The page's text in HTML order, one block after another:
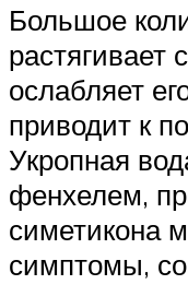
Большое
растягивает
ослабляет
приводит к
Укропная
фенхелем,
симетикона
симптомы,